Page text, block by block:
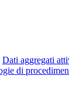
Dati aggregati
di